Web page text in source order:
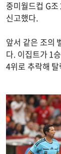
중미월드컵 G
신고했다.
앞서 같은 조의
다. 이집트가 1
4위로 추락해